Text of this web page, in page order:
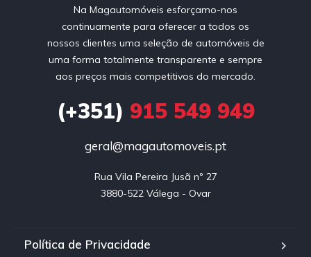
Na Magautomóveis esforçamo-nos
continuamente para oferecer a todos os
nossos clientes uma seleção de automóveis de
uma forma totalmente transparente e sempre
aos preços mais competitivos do mercado.
(+351) 915 549 949
geral@magautomoveis.pt
Rua Vila Pereira Jusã nº 27
3880-522 Válega - Ovar
Política de Privacidade